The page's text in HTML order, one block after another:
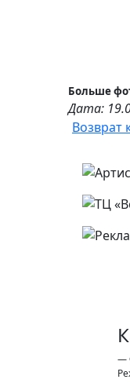
Больше
Дата:
Возврат
—